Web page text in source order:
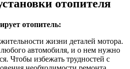
отопителя
отопитель:
жизни деталей мотора.
любого автомобиля, и о нем нужно
Чтобы избежать трудностей с